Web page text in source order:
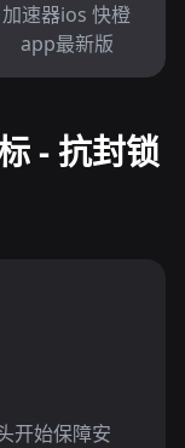
加速器ios 快橙
app最新版
- 抗封锁
开始保障安